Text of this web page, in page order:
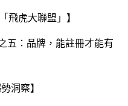
飛虎大聯盟」】
五：品牌，能註冊才能有
洞察】